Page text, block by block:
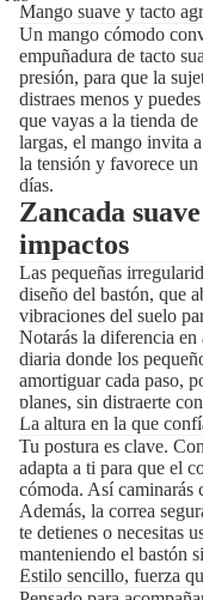
Mango suave y tacto
Un mango cómodo
empuñadura de tacto
presión, para que la
distraes menos y
que vayas a la tienda
largas, el mango invita
la tensión y favorece
días.
Zancada
impactos
Las pequeñas
diseño del bastón, que
vibraciones del suelo
Notarás la diferencia en
diaria donde los
amortiguar cada paso,
planes, sin distraerte
La altura en la que
Tu postura es clave.
adapta a ti para que el
cómoda. Así caminarás
Además, la correa
te detienes o necesitas
manteniendo el bastón
Estilo sencillo, fuerza